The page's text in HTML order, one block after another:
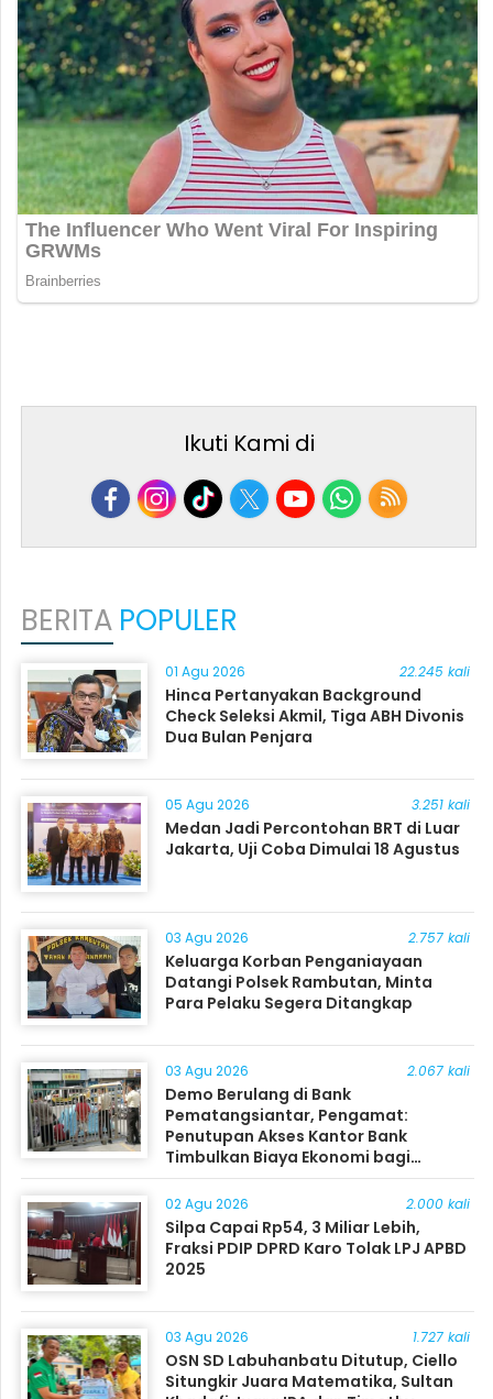
Ikuti Kami di
BERITA POPULER
01 Agu 2026 22.245 kali
Hinca Pertanyakan Background
Check Seleksi Akmil, Tiga ABH Divonis
Dua Bulan Penjara
05 Agu 2026 3.251 kali
Medan Jadi Percontohan BRT di Luar
Jakarta, Uji Coba Dimulai 18 Agustus
03 Agu 2026 2.757 kali
Keluarga Korban Penganiayaan
Datangi Polsek Rambutan, Minta
Para Pelaku Segera Ditangkap
03 Agu 2026 2.067 kali
Demo Berulang di Bank
Pematangsiantar, Pengamat:
Penutupan Akses Kantor Bank
Timbulkan Biaya Ekonomi bagi
Masyarakat
02 Agu 2026 2.000 kali
Silpa Capai Rp54, 3 Miliar Lebih,
Fraksi PDIP DPRD Karo Tolak LPJ APBD
2025
03 Agu 2026 1.727 kali
OSN SD Labuhanbatu Ditutup, Ciello
Situngkir Juara Matematika, Sultan